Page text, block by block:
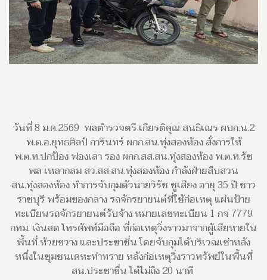
วันที่ 8 ม.ค.2569 พลตำรวจตรี เกียรติคุณ สนธิเณร ผบก.น.2
พ.ต.อ.ยุทธศิลป์ การินทร์ ผกก.สน.ทุ่งสองห้อง สั่งการให้
พ.ต.ท.ปกป้อง ฟองเลา รอง ผกก.สส.สน.ทุ่งสองห้อง พ.ต.ท.รัช
พล เหลากลม สว.สส.สน.ทุ่งสองห้อง กำลังฝ่ายสืบสวน
สน.ทุ่งสองห้อง ทำการจับกุมตัวนายวิรัช ชูเสียง อายุ 35 ปี ชาว
ราชบุรี พร้อมของกลาง รถจักรยายนต์ที่ใช้ก่อเหตุ แผ่นป้าย
ทะเบียนรถจักรยายนต์รับจ้าง หมายเลขทะเบียน 1 กจ 7779
กทม. เงินสด โทรศัพท์มือถือ ที่ก่อเหตุวิ่งราวมาจากผู้เสียหายใน
พื้นที่ ห้วยขวาง และประขาชื่น โดยจับกุมได้บริเวณเช่าหลัง
หนึ่งในชุมชนเคหะท่าทราย หลังก่อเหตุวิ่งราวทรัพย์ในพื้นที่
สน.ประชาขื่น ได้ไม่ถึง 20 นาที